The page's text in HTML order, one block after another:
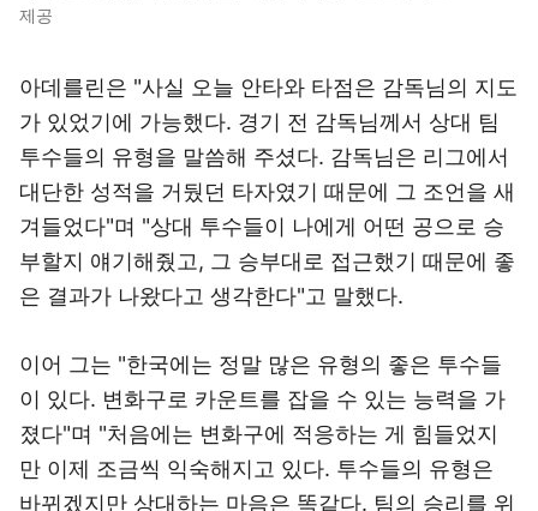
제공
아데를린은 "사실 오늘 안타와 타점은 감독님의 지도
가 있었기에 가능했다. 경기 전 감독님께서 상대 팀
투수들의 유형을 말씀해 주셨다. 감독님은 리그에서
대단한 성적을 거뒀던 타자였기 때문에 그 조언을 새
겨들었다"며 "상대 투수들이 나에게 어떤 공으로 승
부할지 얘기해줬고, 그 승부대로 접근했기 때문에 좋
은 결과가 나왔다고 생각한다"고 말했다.
이어 그는 "한국에는 정말 많은 유형의 좋은 투수들
이 있다. 변화구로 카운트를 잡을 수 있는 능력을 가
졌다"며 "처음에는 변화구에 적응하는 게 힘들었지
만 이제 조금씩 익숙해지고 있다. 투수들의 유형은
바뀌겠지만 상대하는 마음은 똑같다. 팀의 승리를 위